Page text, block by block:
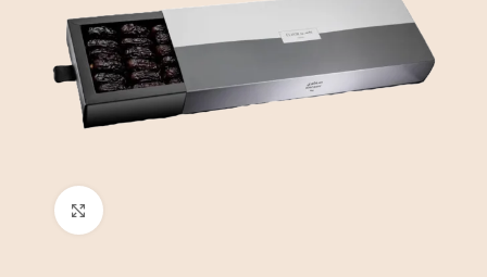
Click to enlarge